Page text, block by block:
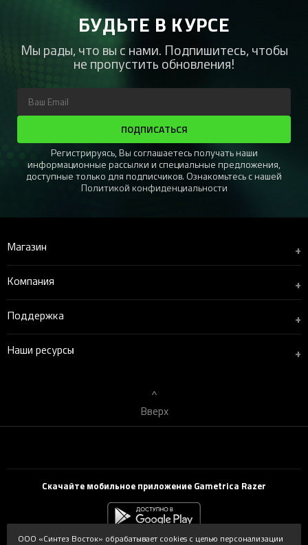
БУДЬТЕ В КУРСЕ
Мы рады, что вы с нами. Подпишитесь, чтобы
не пропустить обновления!
ПОДПИСАТЬСЯ
Регистрируясь, Вы соглашаетесь получать наши
информационные рассылки и специальные предложения,
доступные только для подписчиков. Ознакомьтесь с нашей
Политикой конфиденциальности
Магазин +
Компания +
Поддержка +
Наши ресурсы +
Вверх
Скачайте мобильное приложение Gametrica Razer
ООО «Синтез Восток» обрабатывает cookies с целью персонализации